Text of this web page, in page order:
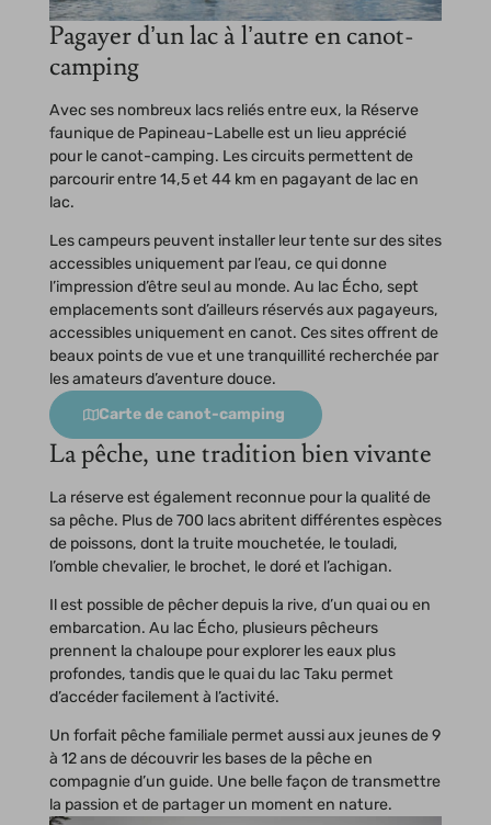
Pagayer d’un lac à l’autre en canot-
camping
Avec ses nombreux lacs reliés entre eux, la Réserve
faunique de Papineau-Labelle est un lieu apprécié
pour le canot-camping. Les circuits permettent de
parcourir entre 14,5 et 44 km en pagayant de lac en
lac.
Les campeurs peuvent installer leur tente sur des sites
accessibles uniquement par l’eau, ce qui donne
l’impression d’être seul au monde. Au lac Écho, sept
emplacements sont d’ailleurs réservés aux pagayeurs,
accessibles uniquement en canot. Ces sites offrent de
beaux points de vue et une tranquillité recherchée par
les amateurs d’aventure douce.
Carte de canot-camping
La pêche, une tradition bien vivante
La réserve est également reconnue pour la qualité de
sa pêche. Plus de 700 lacs abritent différentes espèces
de poissons, dont la truite mouchetée, le touladi,
l’omble chevalier, le brochet, le doré et l’achigan.
Il est possible de pêcher depuis la rive, d’un quai ou en
embarcation. Au lac Écho, plusieurs pêcheurs
prennent la chaloupe pour explorer les eaux plus
profondes, tandis que le quai du lac Taku permet
d’accéder facilement à l’activité.
Un forfait pêche familiale permet aussi aux jeunes de 9
à 12 ans de découvrir les bases de la pêche en
compagnie d’un guide. Une belle façon de transmettre
la passion et de partager un moment en nature.